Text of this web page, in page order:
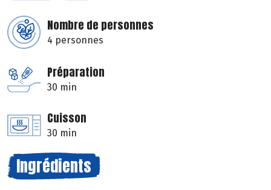
Nombre de personnes
4 personnes
Préparation
30 min
Cuisson
30 min
Ingrédients